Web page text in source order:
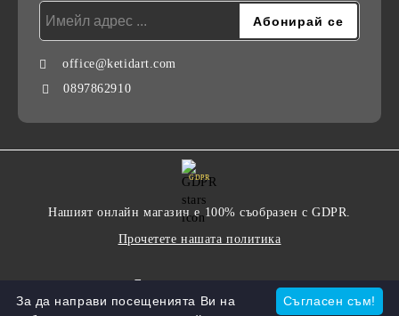
office@ketidart.com
0897862910
GDPR
Нашият онлайн магазин е 100% съобразен с GDPR.
Прочетете нашата политика
Съгласен съм!
За да направи посещенията Ви на